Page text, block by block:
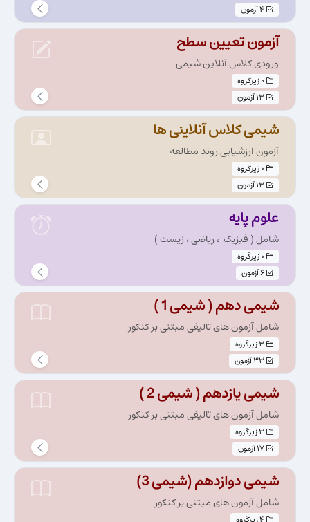
آزمون تعیین سطح
ورودی کلاس آنلاین شیمی
شیمی کلاس آنلاینی ها
آزمون ارزشیابی روند مطالعه
علوم پایه
شامل ( فیزیک ‏ ، ریاضی ، زیست )
شیمی دهم ( شیمی 1 )
شامل آزمون های تالیفی مبتنی بر کنکور
شیمی یازدهم ( شیمی 2 )
شامل آزمون های تالیفی مبتنی بر کنکور
شیمی دوازدهم (شیمی 3)
شامل آزمون های مبتنی بر کنکور